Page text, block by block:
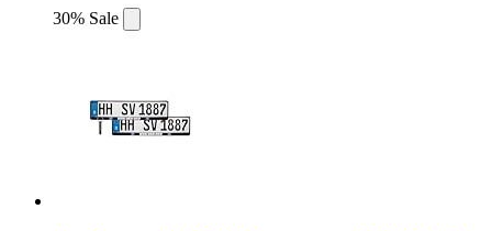
30% Sale